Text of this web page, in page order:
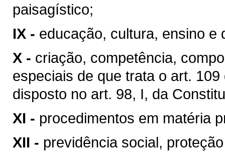
paisagístico;
IX - educação, cultura, ensino e
X - criação, competência,
especiais de que trata o art.
disposto no art. 98, I, da
XI - procedimentos em matéria
XII - previdência social,